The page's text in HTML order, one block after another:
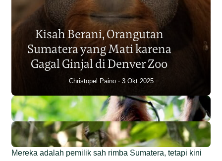
Populasi Orangutan
Sumatera Berkurang 2.700
Individu dalam Satu Dekade?
Junaidi Hanafiah 14 Jul 2026
Kisah Berani, Orangutan
Sumatera yang Mati karena
Gagal Ginjal di Denver Zoo
Christopel Paino 3 Okt 2025
Mereka adalah pemilik sah rimba Sumatera, tetapi kini